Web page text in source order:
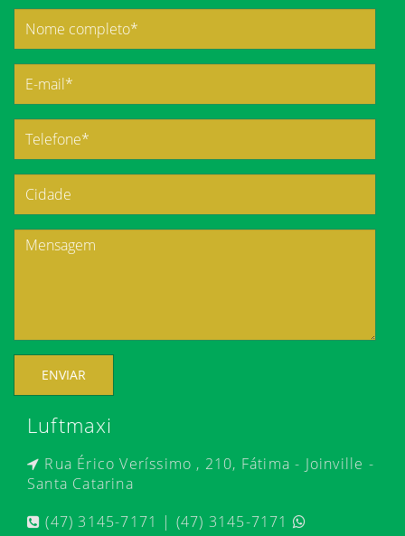
ENVIAR
Luftmaxi
Rua Érico Veríssimo , 210, Fátima - Joinville -
Santa Catarina
(47) 3145-7171 | (47) 3145-7171